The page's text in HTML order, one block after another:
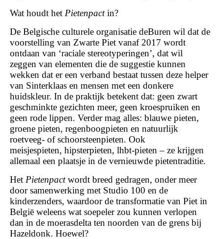
Wat houdt het Pietenpactin?
De Belgische culturele organisatie deBuren wil dat de
voorstelling van Zwarte Piet vanaf 2017 wordt
ontdaan van ‘raciale stereotyperingen’, dat wil
zeggen van elementen die de suggestie kunnen
wekken dat er een verband bestaat tussen deze helper
van Sinterklaas en mensen met een donkere
huidskleur. In de praktijk betekent dat: geen zwart
geschminkte gezichten meer, geen kroespruiken en
geen rode lippen. Verder mag alles: blauwe pieten,
groene pieten, regenboogpieten en natuurlijk
roetveeg- of schoorsteenpieten. Ook
meisjespieten, hipsterpieten, lhbt-pieten – ze krijgen
allemaal een plaatsje in de vernieuwde pietentraditie.
Het Pietenpactwordt breed gedragen, onder meer
door samenwerking met Studio 100 en de
kinderzenders, waardoor de transformatie van Piet in
België weleens wat soepeler zou kunnen verlopen
dan in de moerasdelta ten noorden van de grens bij
Hazeldonk. Hoewel?